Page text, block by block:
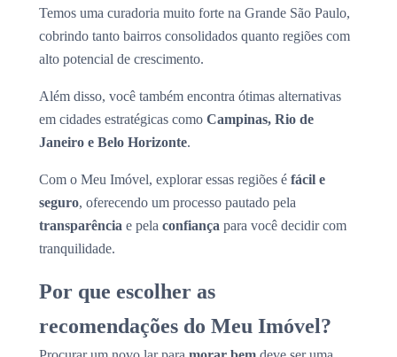
Temos uma curadoria muito forte na Grande São Paulo,
cobrindo tanto bairros consolidados quanto regiões com
alto potencial de crescimento.
Além disso, você também encontra ótimas alternativas
em cidades estratégicas como Campinas, Rio de
Janeiro e Belo Horizonte.
Com o Meu Imóvel, explorar essas regiões é fácil e
seguro, oferecendo um processo pautado pela
transparência e pela confiança para você decidir com
tranquilidade.
Por que escolher as
recomendações do Meu Imóvel?